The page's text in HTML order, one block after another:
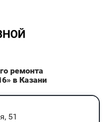
ремонта
в Казани
51